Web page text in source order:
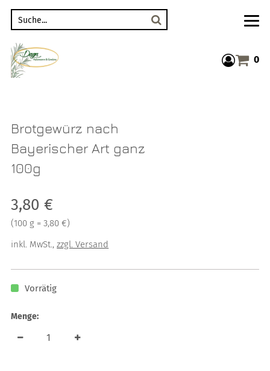
0
Brotgewürz nach
Bayerischer Art ganz
100g
Verkaufspreis: 3,80 €
3,80 €
Preis pro 100 g = 3,80 €
(100 g = 3,80 €)
inkl. MwSt.,zzgl. Versand
Vorrätig
Menge: